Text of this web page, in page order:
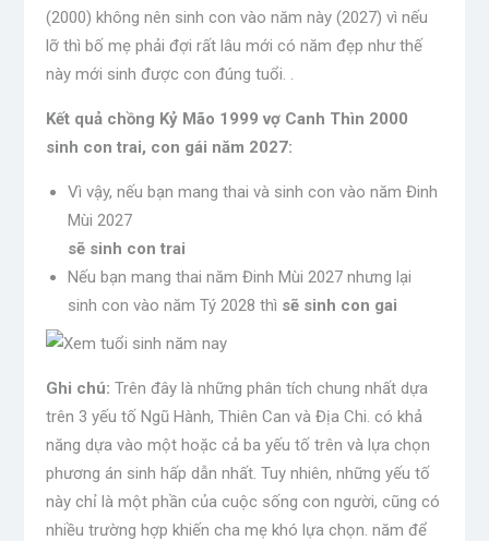
(2000) không nên sinh con vào năm này (2027) vì nếu
lỡ thì bố mẹ phải đợi rất lâu mới có năm đẹp như thế
này mới sinh được con đúng tuổi. .
Kết quả chồng Kỷ Mão 1999 vợ Canh Thìn 2000
sinh con trai, con gái năm 2027:
Vì vậy, nếu bạn mang thai và sinh con vào năm Đinh
Mùi 2027
sẽ sinh con trai
Nếu bạn mang thai năm Đinh Mùi 2027 nhưng lại
sinh con vào năm Tý 2028 thì sẽ sinh con gai
Ghi chú: Trên đây là những phân tích chung nhất dựa
trên 3 yếu tố Ngũ Hành, Thiên Can và Địa Chi. có khả
năng dựa vào một hoặc cả ba yếu tố trên và lựa chọn
phương án sinh hấp dẫn nhất. Tuy nhiên, những yếu tố
này chỉ là một phần của cuộc sống con người, cũng có
nhiều trường hợp khiến cha mẹ khó lựa chọn. năm để